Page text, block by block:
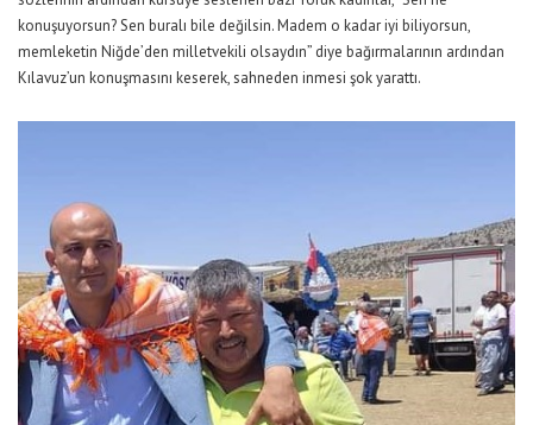
konuşuyorsun? Sen buralı bile değilsin. Madem o kadar iyi biliyorsun,
memleketin Niğde’den milletvekili olsaydın” diye bağırmalarının ardından
Kılavuz’un konuşmasını keserek, sahneden inmesi şok yarattı.